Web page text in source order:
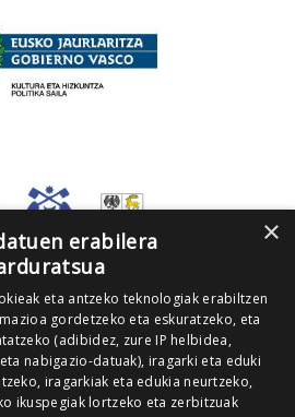
×
erabilera
eta antzeko teknologiak erabiltzen
gordetzeko eta eskuratzeko, eta
(adibidez, zure IP helbidea,
nabigazio-datuak), iragarki eta eduki
iragarkiak eta edukia neurtzeko,
ikuspegiak lortzeko eta zerbitzuak